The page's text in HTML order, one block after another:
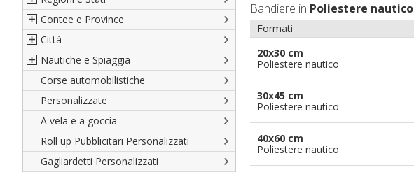
Sud America
Europa
Africa
Asia
Oceania
Regioni italiane
Territori Italiani
Stati USA
Francesi
Spagnole
Austriache
Tedesche
Regioni varie
Contee e Province
Cantoni Svizzeri
Province Italiane
Province Spagnole
Francia d'oltremare
Territori britannici d'oltremare
Varie Province del Mondo
Città
Città Italiane
Città spagnole
Città francesi
Città del mondo
Nautiche e Spiaggia
Militari e Mercantili
Codice internazionale nautico
Gran Pavese
Da spiaggia
Di cortesia
Corse automobilistiche
Personalizzate
A vela e a goccia
Roll up Pubblicitari Personalizzati
Gagliardetti Personalizzati
Bandiere in Poliestere nautico
Formati
20x30 cm
Poliestere nautico
30x45 cm
Poliestere nautico
40x60 cm
Poliestere nautico